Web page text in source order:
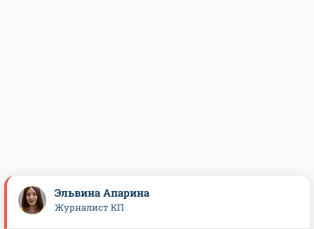
Эльвина Апарина
Журналист КП